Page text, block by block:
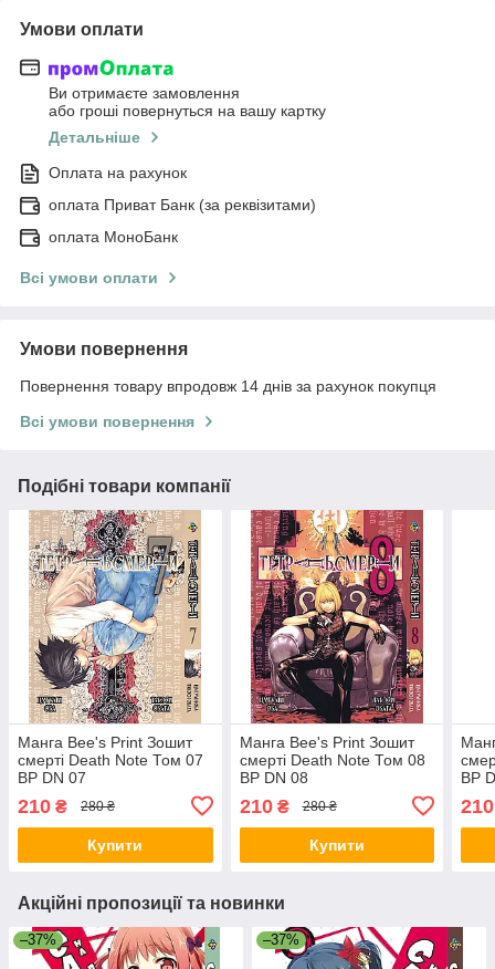
Умови оплати
Ви отримаєте замовлення
або гроші повернуться на вашу картку
Детальніше
Оплата на рахунок
оплата Приват Банк (за реквізитами)
оплата МоноБанк
Всі умови оплати
Умови повернення
Повернення товару впродовж 14 днів за рахунок покупця
Всі умови повернення
Подібні товари компанії
Манга Bee's Print Зошит
смерті Death Note Том 07
BP DN 07
210 ₴ 280 ₴
Купити
Манга Bee's Print Зошит
смерті Death Note Том 08
BP DN 08
210₴ 280 ₴
Купити
BP
210
Акційні пропозиції та новинки
–37% –37%